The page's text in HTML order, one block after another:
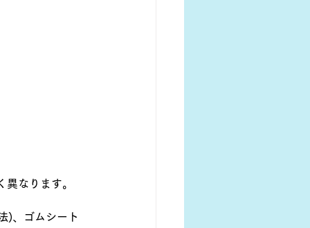
なります。
)、ゴムシート